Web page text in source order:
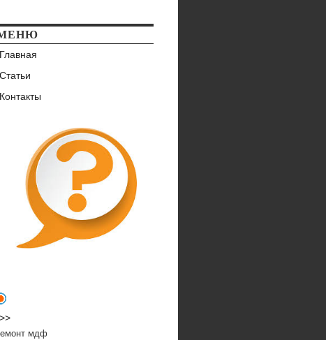
Главная
Статьи
Контакты
>>
мдф